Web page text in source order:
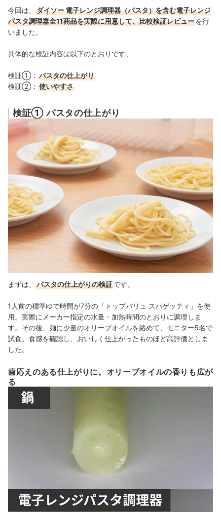
今回は、
ダイソー 電子レンジ調理器（パスタ）を含む電子レンジ
パスタ調理器全11商品を実際に用意して、比較検証レビューを行
いました。
具体的な検証内容は以下のとおりです。
検証①： パスタの仕上がり
検証②： 使いやすさ
検証① パスタの仕上がり
まずは、 パスタの仕上がりの検証です。
1人前の標準ゆで時間が7分の「トップバリュ スパゲッティ」を使
用。実際にメーカー指定の水量・加熱時間のとおりに調理しま
す。その後、麺に少量のオリーブオイルを絡めて、モニター5名で
試食。食感を確認し、おいしく仕上がったものほど高評価としま
した。
歯応えのある仕上がりに。オリーブオイルの香りも広が
る